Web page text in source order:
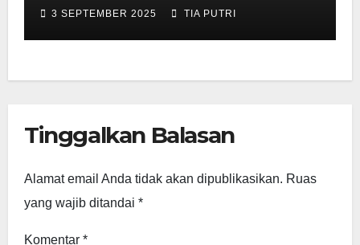
3 SEPTEMBER 2025 TIA PUTRI
Tinggalkan Balasan
Alamat email Anda tidak akan dipublikasikan. Ruas
yang wajib ditandai *
Komentar *